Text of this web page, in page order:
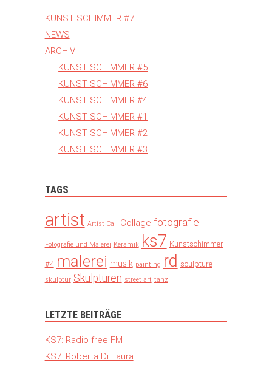
KUNST SCHIMMER #7
NEWS
ARCHIV
KUNST SCHIMMER #5
KUNST SCHIMMER #6
KUNST SCHIMMER #4
KUNST SCHIMMER #1
KUNST SCHIMMER #2
KUNST SCHIMMER #3
TAGS
artist Artist Call Collage fotografie
Fotografie und Malerei Keramik ks7 Kunstschimmer
#4 malerei musik painting rd sculpture
skulptur Skulpturen street art tanz
LETZTE BEITRÄGE
KS7: Radio free FM
KS7: Roberta Di Laura